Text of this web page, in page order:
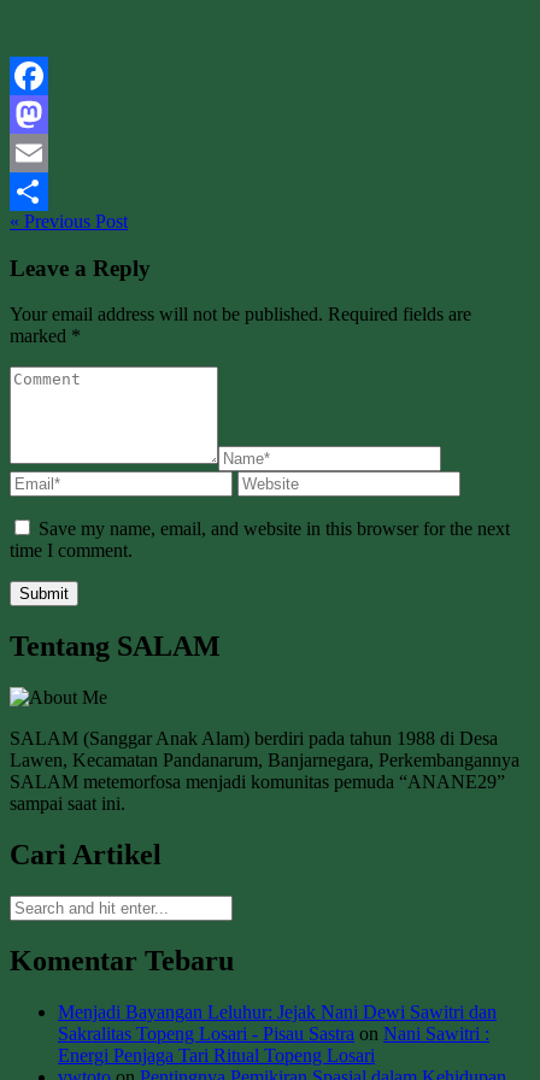
Facebook
Mastodon
Email
Share
« Previous Post
Leave a Reply
Your email address will not be published. Required fields are
marked *
Save my name, email, and website in this browser for the next
time I comment.
Tentang SALAM
SALAM (Sanggar Anak Alam) berdiri pada tahun 1988 di Desa
Lawen, Kecamatan Pandanarum, Banjarnegara, Perkembangannya
SALAM metemorfosa menjadi komunitas pemuda “ANANE29”
sampai saat ini.
Cari Artikel
Komentar Tebaru
Menjadi Bayangan Leluhur: Jejak Nani Dewi Sawitri dan
Sakralitas Topeng Losari - Pisau Sastra on Nani Sawitri :
Energi Penjaga Tari Ritual Topeng Losari